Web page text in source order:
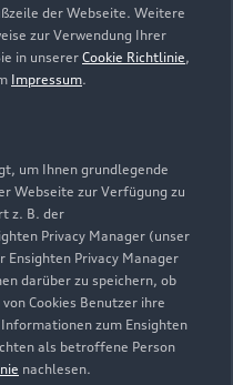
der Webseite. Weitere
zur Verwendung Ihrer
in unserer Cookie Richtlinie,
Impressum.
um Ihnen grundlegende
Webseite zur Verfügung zu
z. B. der
Privacy Manager (unser
Privacy Manager
darüber zu speichern, ob
Cookies Benutzer ihre
zum Ensighten
als betroffene Person
nachlesen.
Reinigung und